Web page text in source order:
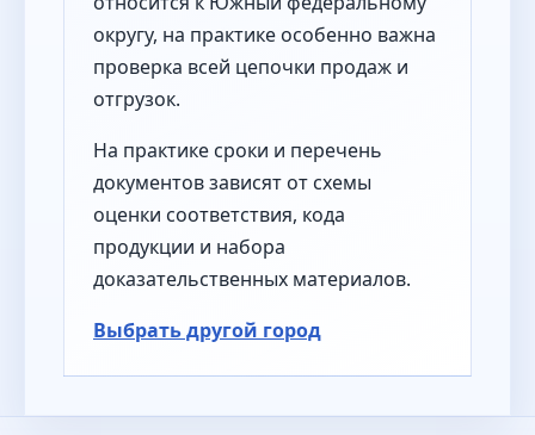
округу, на практике особенно важна
проверка всей цепочки продаж и
отгрузок.
На практике сроки и перечень
документов зависят от схемы
оценки соответствия, кода
продукции и набора
доказательственных материалов.
Выбрать другой город